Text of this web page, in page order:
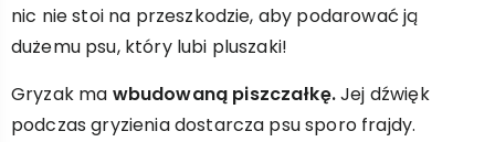
nic nie stoi na przeszkodzie, aby podarować ją
dużemu psu, który lubi pluszaki!
Gryzak ma wbudowaną piszczałkę.Jej dźwięk
podczas gryzienia dostarcza psu sporo frajdy.